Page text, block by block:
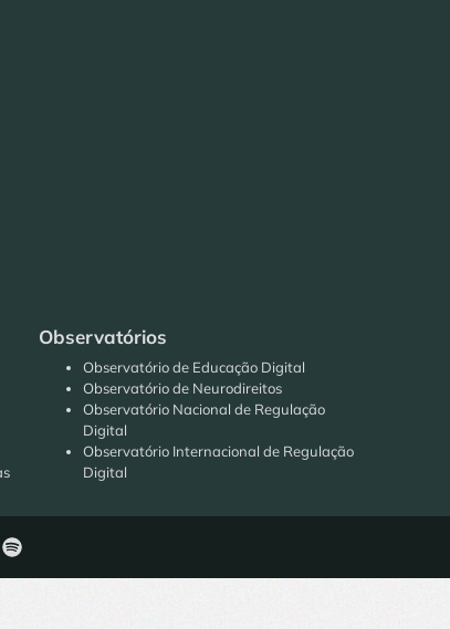
Observatórios
Observatório de Educação Digital
Observatório de Neurodireitos
Observatório Nacional de Regulação
Digital
Observatório Internacional de Regulação
Digital